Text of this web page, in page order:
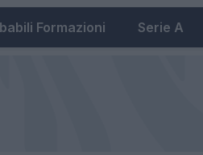
Formazioni Serie A